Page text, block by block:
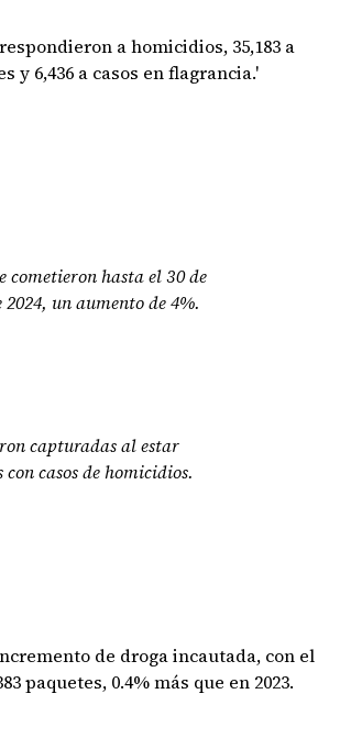
a homicidios, 35,183 a
y 6,436 a casos en flagrancia.'
cometieron hasta el 30 de
un aumento de 4%.
capturadas al estar
casos de homicidios.
de droga incautada, con el
paquetes, 0.4% más que en 2023.